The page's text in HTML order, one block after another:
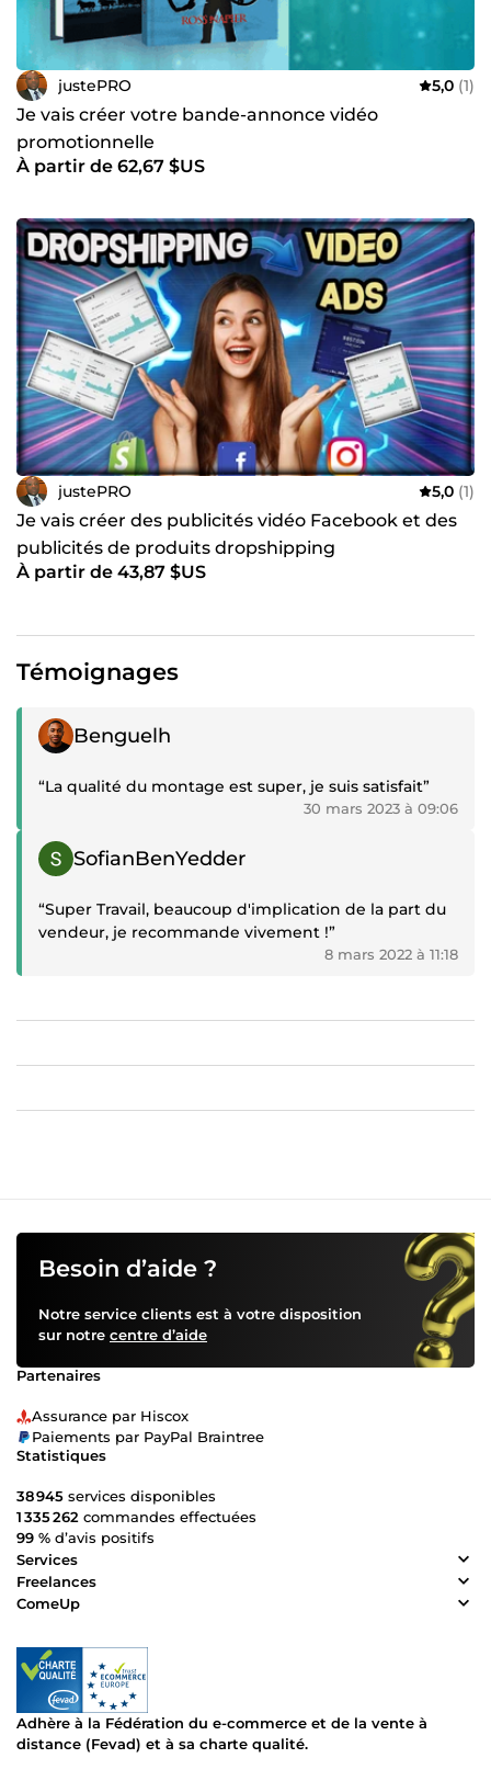
justePRO 5,0 (1)
Je vais créer votre bande-annonce vidéo
promotionnelle
À partir de 62,67 $US
justePRO 5,0 (1)
Je vais créer des publicités vidéo Facebook et des
publicités de produits dropshipping
À partir de 43,87 $US
Témoignages
Témoignage positif
Benguelh
“La qualité du montage est super, je suis satisfait”
30 mars 2023 à 09:06
Témoignage positif
SofianBenYedder
“Super Travail, beaucoup d'implication de la part du
vendeur, je recommande vivement !”
8 mars 2022 à 11:18
Besoin d’aide ?
Notre service clients est à votre disposition
sur notre centre d’aide
Partenaires
Assurance par Hiscox
Paiements par PayPal Braintree
Statistiques
38 945 services disponibles
1 335 262 commandes effectuées
99 % d’avis positifs
Services
Freelances
ComeUp
Adhère à la Fédération du e-commerce et de la vente à
distance (Fevad) et à sa charte qualité.